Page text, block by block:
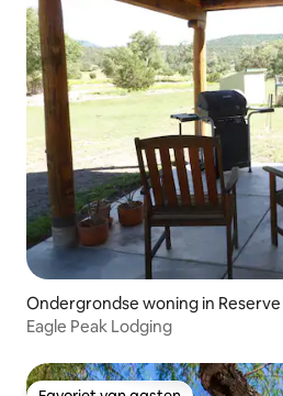
Ondergrondse woning in Reserve
Eagle Peak Lodging